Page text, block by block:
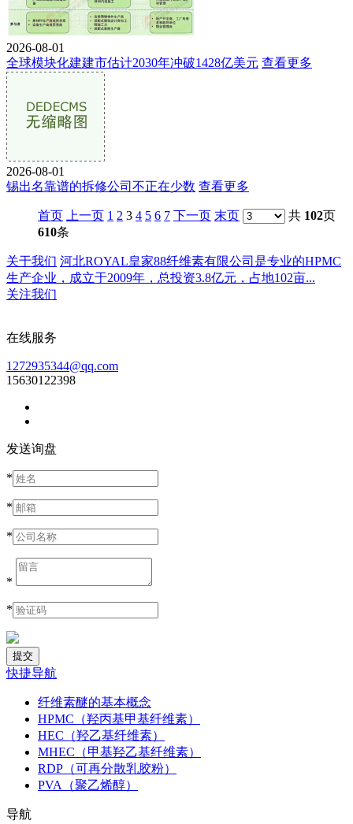
2026-08-01
全球模块化建建市估计2030年冲破1428亿美元 查看更多
2026-08-01
锡出名靠谱的拆修公司不正在少数 查看更多
首页 上一页 1 2 3 4 5 6 7 下一页 末页 共 102页
610条
关于我们 河北ROYAL皇家88纤维素有限公司是专业的HPMC
生产企业，成立于2009年，总投资3.8亿元，占地102亩...
关注我们
在线服务
1272935344@qq.com
15630122398
发送询盘
*
*
*
*
*
快捷导航
纤维素醚的基本概念
HPMC（羟丙基甲基纤维素）
HEC（羟乙基纤维素）
MHEC（甲基羟乙基纤维素）
RDP（可再分散乳胶粉）
PVA（聚乙烯醇）
导航